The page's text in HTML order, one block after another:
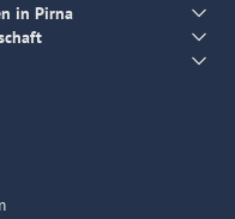
in Pirna